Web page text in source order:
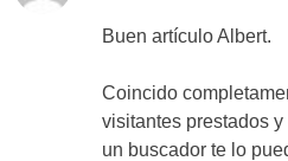
Buen artículo Albert.
Coincido
visitantes prestados
un buscador te lo